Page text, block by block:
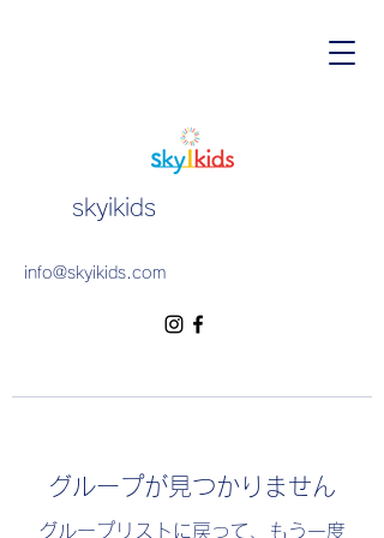
skyikids
info@skyikids.com
グループが見つかりません
グループリストに戻って、もう一度